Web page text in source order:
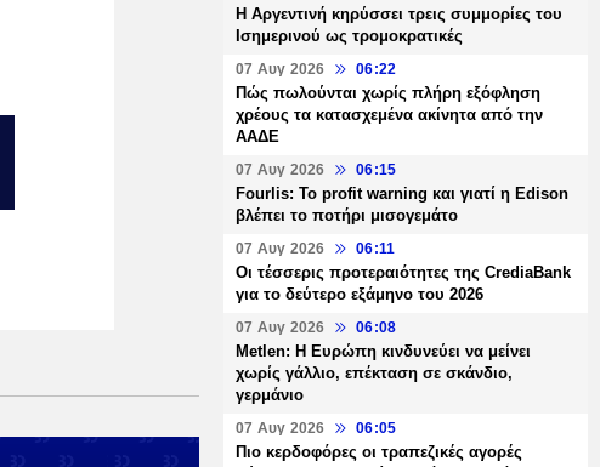
Η Αργεντινή κηρύσσει τρεις συμμορίες του
Ισημερινού ως τρομοκρατικές
07 Αυγ 2026 06:22
Πώς πωλούνται χωρίς πλήρη εξόφληση
χρέους τα κατασχεμένα ακίνητα από την
ΑΑΔΕ
07 Αυγ 2026 06:15
Fourlis: Το profit warning και γιατί η Edison
βλέπει το ποτήρι μισογεμάτο
07 Αυγ 2026 06:11
Οι τέσσερις προτεραιότητες της CrediaBank
για το δεύτερο εξάμηνο του 2026
07 Αυγ 2026 06:08
Metlen: Η Ευρώπη κινδυνεύει να μείνει
χωρίς γάλλιο, επέκταση σε σκάνδιο,
γερμάνιο
07 Αυγ 2026 06:05
Πιο κερδοφόρες οι τραπεζικές αγορές